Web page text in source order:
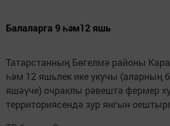
Балаларга 9 һәм12 яшь
Татарстанның Бөгелмә районы
һәм 12 яшьлек ике укучы (аларның
яшәүче) очраклы рәвештә фермер
территориясендә зур янгын